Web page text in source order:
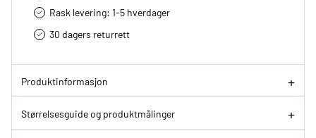
Rask levering: 1-5 hverdager
30 dagers returrett
Produktinformasjon
Størrelsesguide og produktmålinger